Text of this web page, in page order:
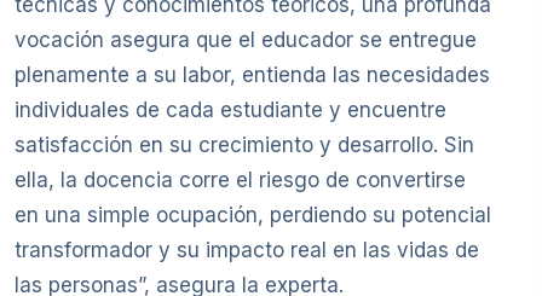
vocación asegura que el educador se entregue
plenamente a su labor, entienda las necesidades
individuales de cada estudiante y encuentre
satisfacción en su crecimiento y desarrollo. Sin
ella, la docencia corre el riesgo de convertirse
en una simple ocupación, perdiendo su potencial
transformador y su impacto real en las vidas de
las personas”, asegura la experta.